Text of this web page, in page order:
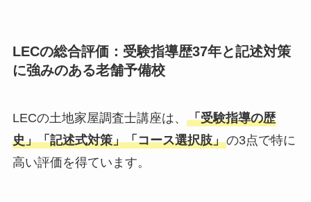
LECの総合評価：受験指導歴37年と記述対策
に強みのある老舗予備校
LECの土地家屋調査士講座は、 「受験指導の歴
史」「記述式対策」「コース選択肢」の3点で特に
高い評価を得ています。